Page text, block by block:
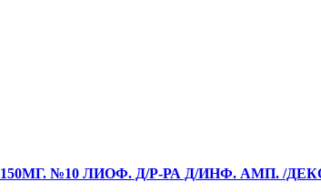
№10 ЛИОФ. Д/Р-РА Д/ИНФ. АМП. /